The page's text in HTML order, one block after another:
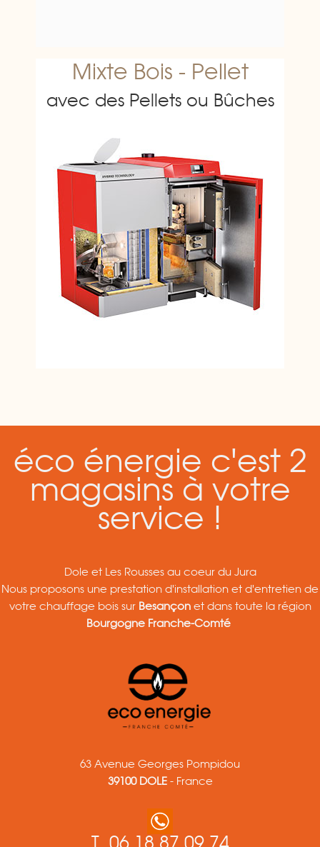
Mixte Bois - Pellet
avec des Pellets ou Bûches
éco énergie c'est 2
magasins à votre
service !
Dole et Les Rousses au coeur du Jura
Nous proposons une prestation d'installation et d'entretien de
votre chauffage bois sur Besançonet dans toute la région
Bourgogne Franche-Comté
63 Avenue Georges Pompidou
39100 DOLE- France
T. 06 18 87 09 74